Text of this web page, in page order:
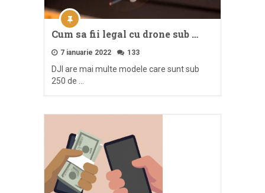
Cum sa fii legal cu drone sub …
7 ianuarie 2022 133
DJI are mai multe modele care sunt sub
250 de …